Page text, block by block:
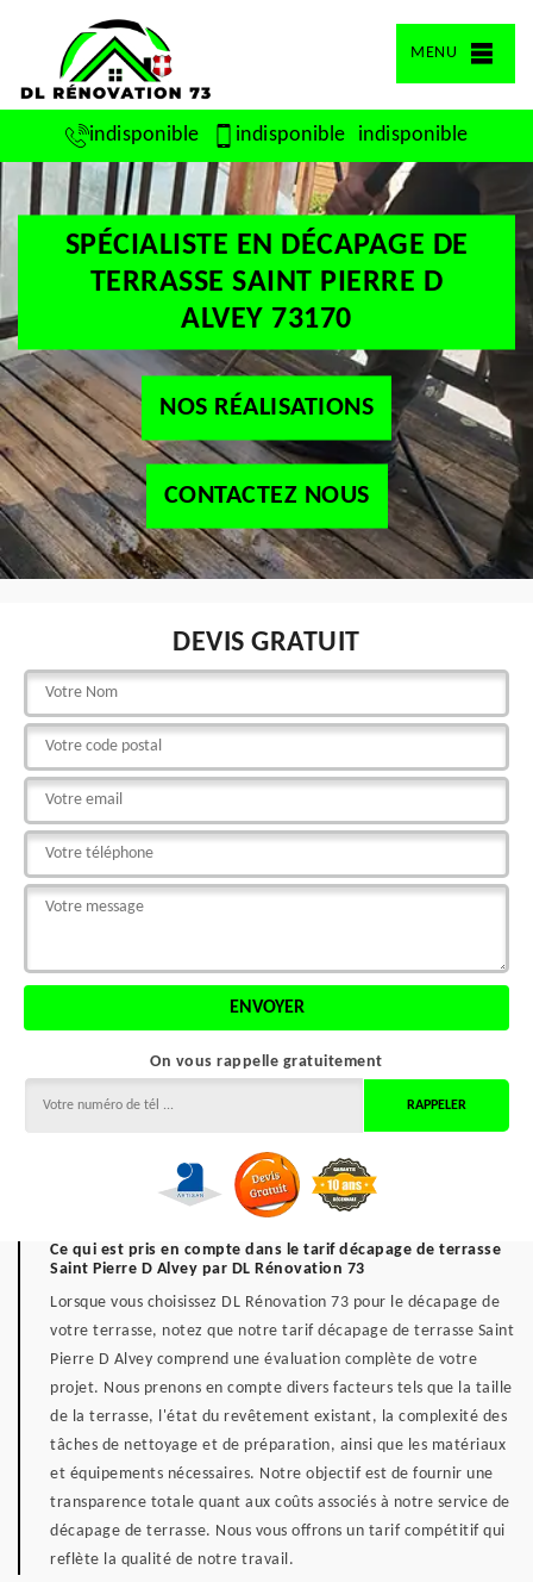
MENU
indisponible indisponible indisponible
SPÉCIALISTE EN DÉCAPAGE DE
TERRASSE SAINT PIERRE D
ALVEY 73170
NOS RÉALISATIONS
CONTACTEZ NOUS
DEVIS GRATUIT
On vous rappelle gratuitement
Ce qui est pris en compte dans le tarif décapage de terrasse
Saint Pierre D Alvey par DL Rénovation 73
Lorsque vous choisissez DL Rénovation 73 pour le décapage de
votre terrasse, notez que notre tarif décapage de terrasse Saint
Pierre D Alvey comprend une évaluation complète de votre
projet. Nous prenons en compte divers facteurs tels que la taille
de la terrasse, l'état du revêtement existant, la complexité des
tâches de nettoyage et de préparation, ainsi que les matériaux
et équipements nécessaires. Notre objectif est de fournir une
transparence totale quant aux coûts associés à notre service de
décapage de terrasse. Nous vous offrons un tarif compétitif qui
reflète la qualité de notre travail.